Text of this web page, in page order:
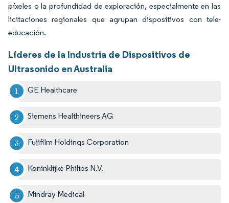
píxeles o la profundidad de exploración, especialmente en las
licitaciones regionales que agrupan dispositivos con tele-
educación.
Líderes de la Industria de Dispositivos de
Ultrasonido en Australia
GE Healthcare
Siemens Healthineers AG
Fujifilm Holdings Corporation
Koninklijke Philips N.V.
Mindray Medical